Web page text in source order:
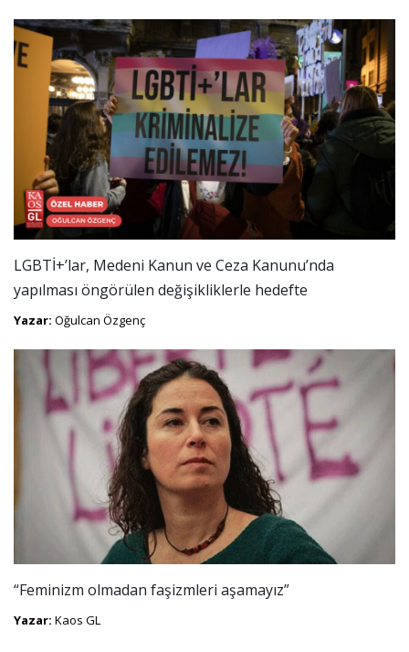
LGBTİ+’lar, Medeni Kanun ve Ceza Kanunu’nda
yapılması öngörülen değişikliklerle hedefte
Yazar: Oğulcan Özgenç
“Feminizm olmadan faşizmleri aşamayız”
Yazar: Kaos GL